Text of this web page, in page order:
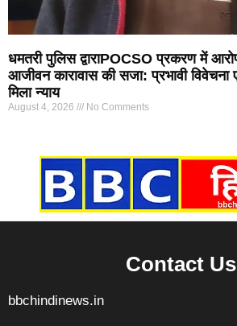
धमतरी पुलिस द्वाराPOCSO प्रकरण में
आजीवन कारावास की सजा: प्रभावी विवेचना
मिला न्याय
August 4, 2026 No Comments
Contact Us
bbchindinews.in